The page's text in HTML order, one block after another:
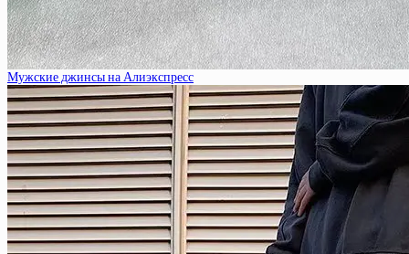
Мужские джинсы на Алиэкспресс